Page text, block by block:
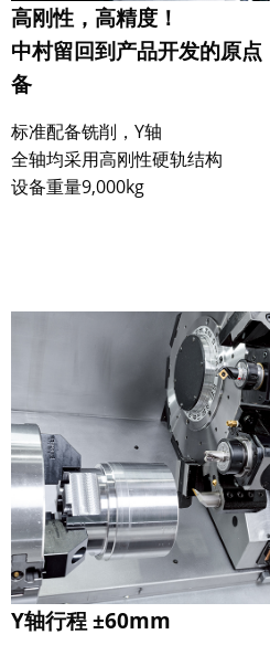
高刚性，高精度！
中村留回到产品开发的原
备
标准配备铣削，Y轴
全轴均采用高刚性硬轨结构
设备重量9,000kg
Y轴行程 ±60mm